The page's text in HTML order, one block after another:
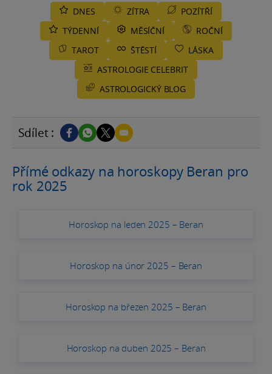
DNES ZÍTRA
POZÍTŘÍ
TÝDENNÍ
MĚSÍČNÍ
ROČNÍ
TAROT
ŠTĚSTÍ
LÁSKA
ASTROLOGIE CELEBRIT
ASTROLOGICKÝ BLOG
Sdílet :
Přímé odkazy na horoskopy Beran pro
rok 2025
Horoskop na leden 2025 – Beran
Horoskop na únor 2025 – Beran
Horoskop na březen 2025 – Beran
Horoskop na duben 2025 – Beran